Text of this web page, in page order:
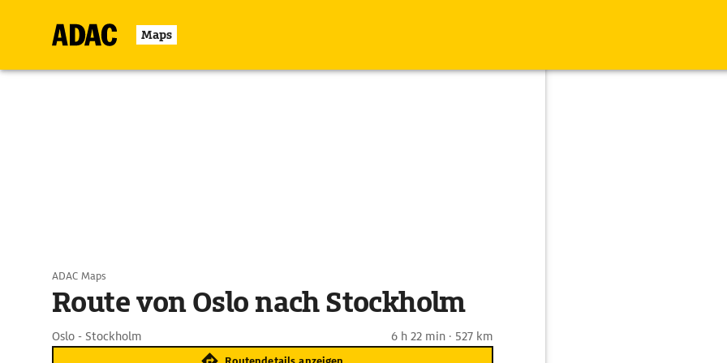
Maps
ADAC Maps
Route von Oslo nach Stockholm
Oslo - Stockholm 6 h 22 min · 527 km